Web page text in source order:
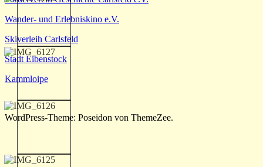
Wander- und Erlebniskino e.V.
Skiverleih Carlsfeld
Stadt Eibenstock
Kammloipe
WordPress-Theme: Poseidon von ThemeZee.